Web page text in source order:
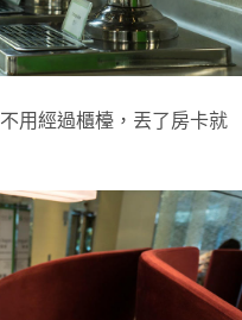
用經過櫃檯，丟了房卡就